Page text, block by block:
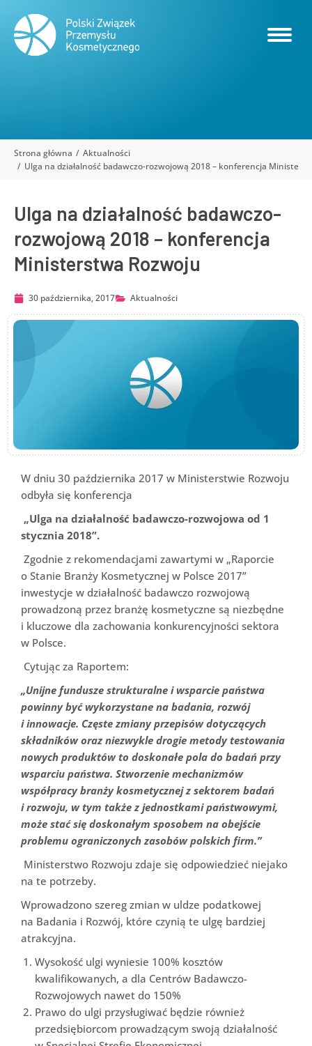
Jesteś tutaj:
Strona główna
Aktualności
Ulga na działalność badawczo-rozwojową 2018 – konferencja
Ulga na działalność badawczo-
rozwojową 2018 – konferencja
Ministerstwa Rozwoju
30 października, 2017 Aktualności
W dniu 30 października 2017 w Ministerstwie Rozwoju
odbyła się konferencja
„Ulga na działalność badawczo-rozwojowa od 1
stycznia 2018”.
Zgodnie z rekomendacjami zawartymi w „Raporcie
o Stanie Branży Kosmetycznej w Polsce 2017”
inwestycje w działalność badawczo rozwojową
prowadzoną przez branżę kosmetyczne są niezbędne
i kluczowe dla zachowania konkurencyjności sektora
w Polsce.
Cytując za Raportem:
„Unijne fundusze strukturalne i wsparcie państwa
powinny być wykorzystane na badania, rozwój
i innowacje. Częste zmiany przepisów dotyczących
składników oraz niezwykle drogie metody testowania
nowych produktów to doskonałe pola do badań przy
wsparciu państwa. Stworzenie mechanizmów
współpracy branży kosmetycznej z sektorem badań
i rozwoju, w tym także z jednostkami państwowymi,
może stać się doskonałym sposobem na obejście
problemu ograniczonych zasobów polskich firm.”
Ministerstwo Rozwoju zdaje się odpowiedzieć niejako
na te potrzeby.
Wprowadzono szereg zmian w uldze podatkowej
na Badania i Rozwój, które czynią te ulgę bardziej
atrakcyjna.
Wysokość ulgi wyniesie 100% kosztów
kwalifikowanych, a dla Centrów Badawczo-
Rozwojowych nawet do 150%
Prawo do ulgi przysługiwać będzie również
przedsiębiorcom prowadzącym swoją działalność